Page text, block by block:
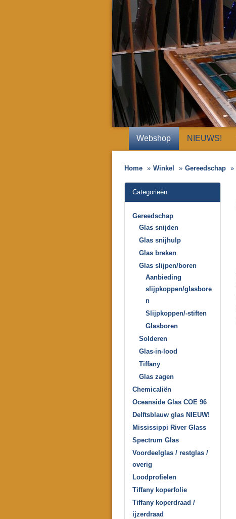
Webshop NIEUWS!
Home Winkel Gereedschap
Categorieën
Gereedschap
Glas snijden
Glas snijhulp
Glas breken
Glas slijpen/boren
Aanbieding
slijpkoppen/glasbore
n
Slijpkoppen/-stiften
Glasboren
Solderen
Glas-in-lood
Tiffany
Glas zagen
Chemicaliën
Oceanside Glas COE 96
Delftsblauw glas NIEUW!
Mississippi River Glass
Spectrum Glas
Voordeelglas / restglas /
overig
Loodprofielen
Tiffany koperfolie
Tiffany koperdraad /
ijzerdraad